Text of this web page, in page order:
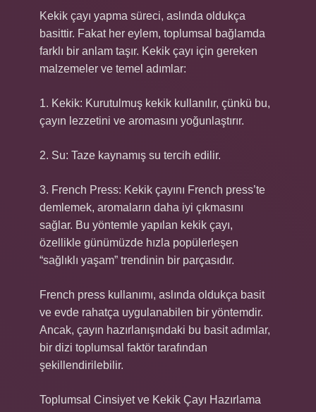
Kekik çayı yapma süreci, aslında oldukça
basittir. Fakat her eylem, toplumsal bağlamda
farklı bir anlam taşır. Kekik çayı için gereken
malzemeler ve temel adımlar:
1. Kekik: Kurutulmuş kekik kullanılır, çünkü bu,
çayın lezzetini ve aromasını yoğunlaştırır.
2. Su: Taze kaynamış su tercih edilir.
3. French Press: Kekik çayını French press’te
demlemek, aromaların daha iyi çıkmasını
sağlar. Bu yöntemle yapılan kekik çayı,
özellikle günümüzde hızla popülerleşen
“sağlıklı yaşam” trendinin bir parçasıdır.
French press kullanımı, aslında oldukça basit
ve evde rahatça uygulanabilen bir yöntemdir.
Ancak, çayın hazırlanışındaki bu basit adımlar,
bir dizi toplumsal faktör tarafından
şekillendirilebilir.
Toplumsal Cinsiyet ve Kekik Çayı Hazırlama